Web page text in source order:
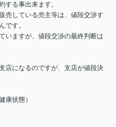
する事出来ます。
売している売主等は、値段交渉す
です。
いますが、値段交渉の最終判断は
店になるのですが、支店が値段決
康状態）